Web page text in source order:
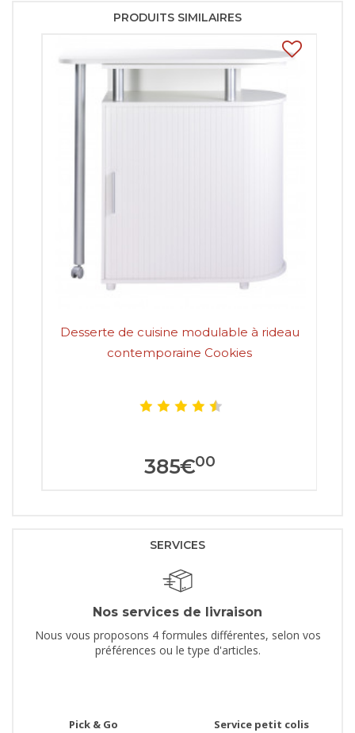
PRODUITS SIMILAIRES
Desserte de cuisine modulable à rideau
contemporaine Cookies
385€00
SERVICES
Nos services de livraison
Nous vous proposons 4 formules différentes, selon vos
préférences ou le type d'articles.
Pick & Go Service petit colis